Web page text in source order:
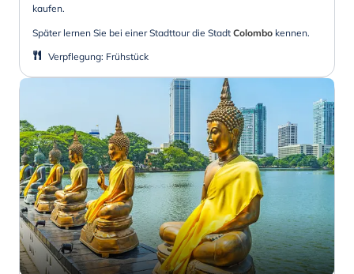
kaufen.
Später lernen Sie bei einer Stadttour die Stadt Colombo kennen.
Verpflegung: Frühstück